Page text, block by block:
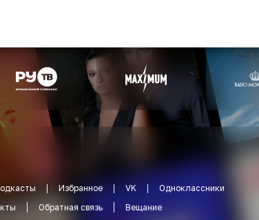
Избранное VK
Одноклассники
Обратная связь Вещание